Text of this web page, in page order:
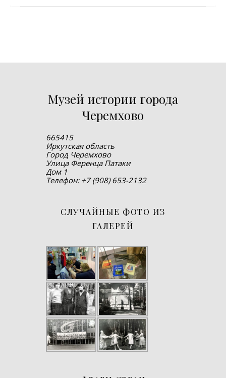
Музей истории города
Черемхово
665415
Иркутская область
Город Черемхово
Улица Ференца Патаки
Дом 1
Телефон: +7 (908) 653-2132
СЛУЧАЙНЫЕ ФОТО ИЗ
ГАЛЕРЕЙ